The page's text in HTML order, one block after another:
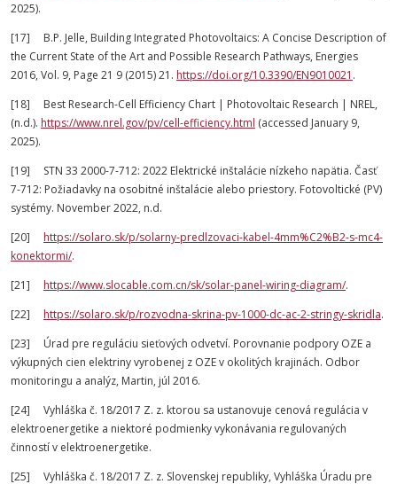
2025).
[17] B.P. Jelle, Building Integrated Photovoltaics: A Concise Description of
the Current State of the Art and Possible Research Pathways, Energies
2016, Vol. 9, Page 21 9 (2015) 21. https://doi.org/10.3390/EN9010021 .
[18] Best Research-Cell Efficiency Chart | Photovoltaic Research | NREL,
(n.d.). https://www.nrel.gov/pv/cell-efficiency.html (accessed January 9,
2025).
[19] STN 33 2000-7-712: 2022 Elektrické inštalácie nízkeho napätia. Časť
7-712: Požiadavky na osobitné inštalácie alebo priestory. Fotovoltické (PV)
systémy. November 2022, n.d.
[20] https://solaro.sk/p/solarny-predlzovaci-kabel-4mm%C2%B2-s-mc4-
konektormi/.
[21] https://www.slocable.com.cn/sk/solar-panel-wiring-diagram/.
[22] https://solaro.sk/p/rozvodna-skrina-pv-1000-dc-ac-2-stringy-skridla.
[23] Úrad pre reguláciu sieťových odvetví. Porovnanie podpory OZE a
výkupných cien elektriny vyrobenej z OZE v okolitých krajinách. Odbor
monitoringu a analýz, Martin, júl 2016.
[24] Vyhláška č. 18/2017 Z. z. ktorou sa ustanovuje cenová regulácia v
elektroenergetike a niektoré podmienky vykonávania regulovaných
činností v elektroenergetike.
[25] Vyhláška č. 18/2017 Z. z. Slovenskej republiky, Vyhláška Úradu pre